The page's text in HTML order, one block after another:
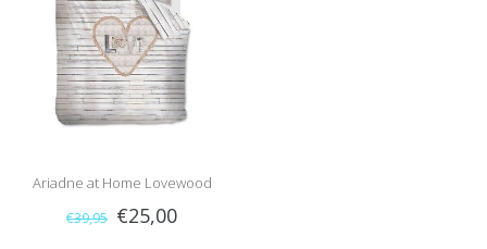
Ariadne at Home Lovewood
€39,95 €25,00